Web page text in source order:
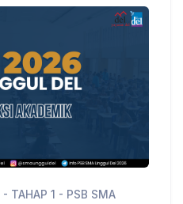
- TAHAP 1 - PSB SMA